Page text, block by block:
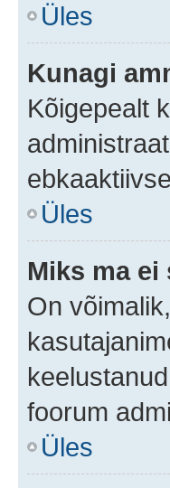
Üles
Kunagi
Kõigepealt
Üles
Miks ma ei
On
foorum
Üles